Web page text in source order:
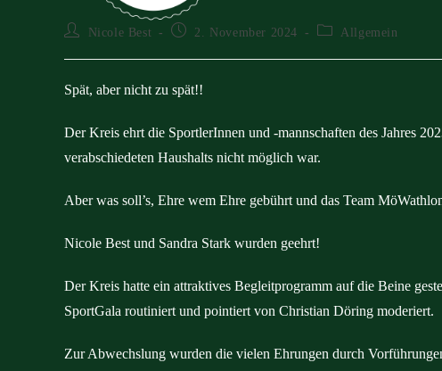
Beitrags-Nicole Best
Beitrag2. November 2024
Beitrags-Allgemein
Spät, aber nicht zu spät!!
Der Kreis ehrt die SportlerInnen und -mannschaften des Jahres
verabschiedeten Haushalts nicht möglich war.
Aber was soll’s, Ehre wem Ehre gebührt und das Team
Nicole Best und Sandra Stark wurden geehrt!
Der Kreis hatte ein attraktives Begleitprogramm auf die Beine
SportGala routiniert und pointiert von Christian Döring moderiert.
Zur Abwechslung wurden die vielen Ehrungen durch